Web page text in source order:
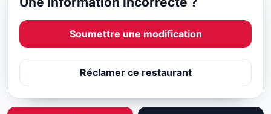
Soumettre une modification
Réclamer ce restaurant